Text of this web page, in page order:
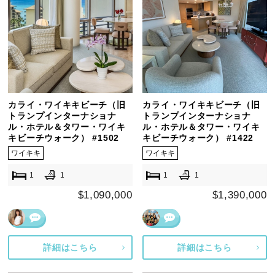
カライ・ワイキキビーチ（旧
トランプインターナショナ
ル・ホテル＆タワー・ワイキ
キビーチウォーク） #1502
ワイキキ
1 1
$1,090,000
詳細はこちら
カライ・ワイキキビーチ（旧
トランプインターナショナ
ル・ホテル＆タワー・ワイキ
キビーチウォーク） #1422
ワイキキ
1 1
$1,390,000
詳細はこちら